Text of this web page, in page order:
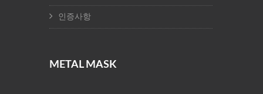
인증사항
METAL MASK